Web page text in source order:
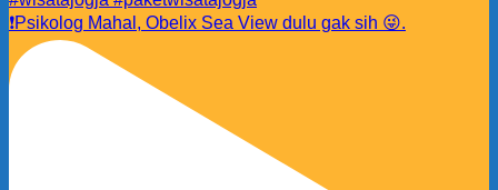
❗️Psikolog Mahal, Obelix Sea View dulu gak sih 😜.